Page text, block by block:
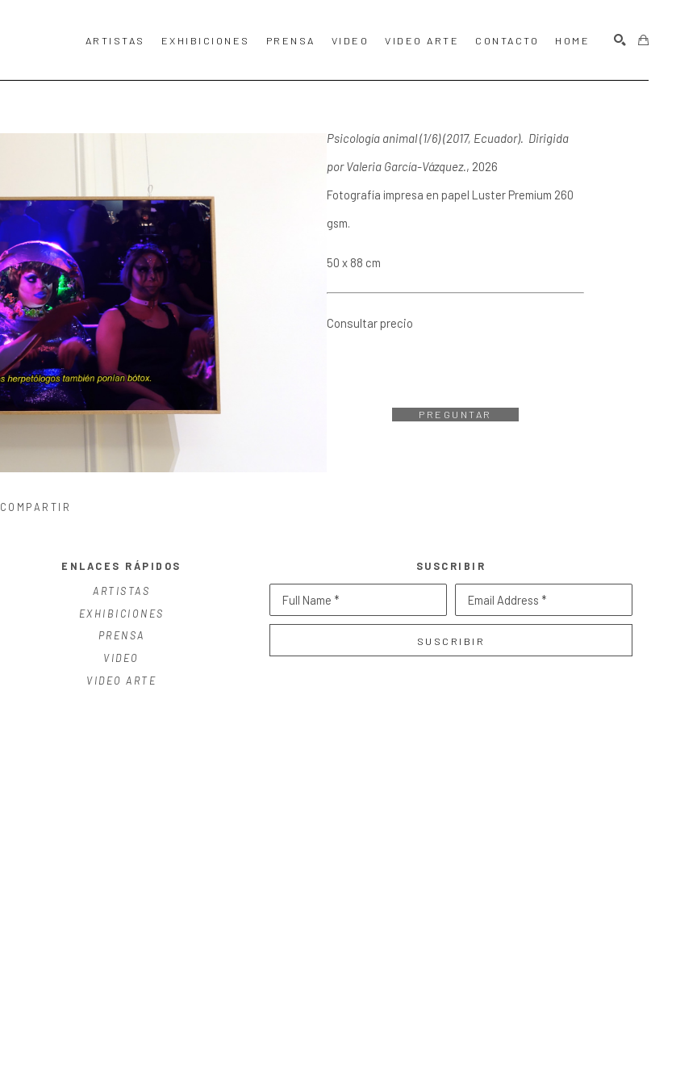
ARTISTAS EXHIBICIONES PRENSA VIDEO VIDEO ARTE CONTACTO HOME
COMPARTIR
Psicología animal (1/6) (2017, Ecuador).  Dirigida
por Valeria García-Vázquez., 2026
Fotografía impresa en papel Luster Premium 260
gsm.
50 x 88 cm
Consultar precio
PREGUNTAR
ENLACES RÁPIDOS
ARTISTAS
EXHIBICIONES
PRENSA
VIDEO
VIDEO ARTE
SUSCRIBIR
Full Name * Email Address *
SUSCRIBIR